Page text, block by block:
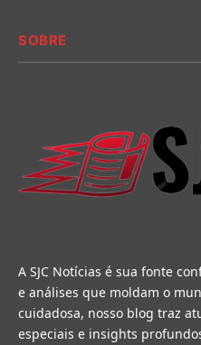
SOBRE
A SJC Notícias é sua fonte
e análises que moldam o
cuidadosa, nosso blog traz
especiais e insights